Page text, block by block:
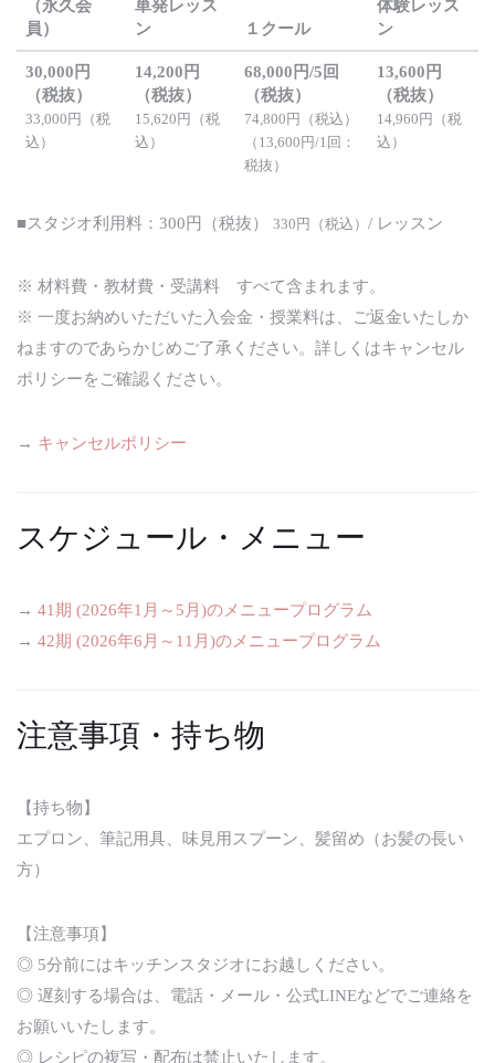
（永久会
員）
単発レッス
ン
１クール
体験レッス
ン
30,000円
（税抜）
33,000円（税
込）
14,200円
（税抜）
15,620円（税
込）
68,000円/5回
（税抜）
74,800円（税込）
（13,600円/1回：
税抜）
13,600円
（税抜）
14,960円（税
込）
■スタジオ利用料：300円（税抜） 330円（税込） / レッスン
※ 材料費・教材費・受講料 すべて含まれます。
※ 一度お納めいただいた入会金・授業料は、ご返金いたしか
ねますのであらかじめご了承ください。詳しくはキャンセル
ポリシーをご確認ください。
→ キャンセルポリシー
スケジュール・メニュー
→ 41期 (2026年1月～5月)のメニュープログラム
→ 42期 (2026年6月～11月)のメニュープログラム
注意事項・持ち物
【持ち物】
エプロン、筆記用具、味見用スプーン、髪留め（お髪の長い
方）
【注意事項】
◎ 5分前にはキッチンスタジオにお越しください。
◎ 遅刻する場合は、電話・メール・公式LINEなどでご連絡を
お願いいたします。
◎ レシピの複写・配布は禁止いたします。